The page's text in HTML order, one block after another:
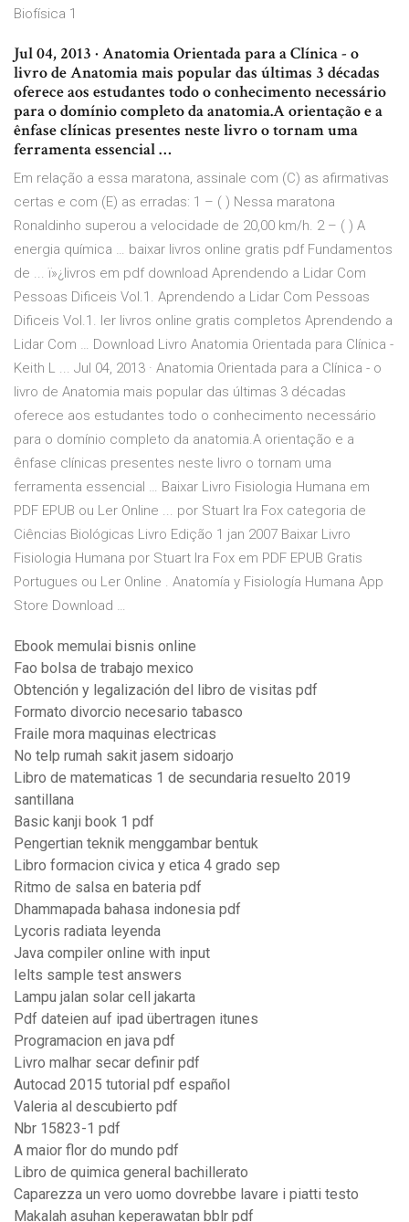
Biofísica 1
Jul 04, 2013 · Anatomia Orientada para a Clínica - o
livro de Anatomia mais popular das últimas 3 décadas
oferece aos estudantes todo o conhecimento necessário
para o domínio completo da anatomia.A orientação e a
ênfase clínicas presentes neste livro o tornam uma
ferramenta essencial …
Em relação a essa maratona, assinale com (C) as afirmativas
certas e com (E) as erradas: 1 – ( ) Nessa maratona
Ronaldinho superou a velocidade de 20,00 km/h. 2 – ( ) A
energia química … baixar livros online gratis pdf Fundamentos
de ... ï»¿livros em pdf download Aprendendo a Lidar Com
Pessoas Dificeis Vol.1. Aprendendo a Lidar Com Pessoas
Dificeis Vol.1. ler livros online gratis completos Aprendendo a
Lidar Com … Download Livro Anatomia Orientada para Clínica -
Keith L ... Jul 04, 2013 · Anatomia Orientada para a Clínica - o
livro de Anatomia mais popular das últimas 3 décadas
oferece aos estudantes todo o conhecimento necessário
para o domínio completo da anatomia.A orientação e a
ênfase clínicas presentes neste livro o tornam uma
ferramenta essencial … Baixar Livro Fisiologia Humana em
PDF EPUB ou Ler Online ... por Stuart Ira Fox categoria de
Ciências Biológicas Livro Edição 1 jan 2007 Baixar Livro
Fisiologia Humana por Stuart Ira Fox em PDF EPUB Gratis
Portugues ou Ler Online . Anatomía y Fisiología Humana App
Store Download …
Ebook memulai bisnis online
Fao bolsa de trabajo mexico
Obtención y legalización del libro de visitas pdf
Formato divorcio necesario tabasco
Fraile mora maquinas electricas
No telp rumah sakit jasem sidoarjo
Libro de matematicas 1 de secundaria resuelto 2019
santillana
Basic kanji book 1 pdf
Pengertian teknik menggambar bentuk
Libro formacion civica y etica 4 grado sep
Ritmo de salsa en bateria pdf
Dhammapada bahasa indonesia pdf
Lycoris radiata leyenda
Java compiler online with input
Ielts sample test answers
Lampu jalan solar cell jakarta
Pdf dateien auf ipad übertragen itunes
Programacion en java pdf
Livro malhar secar definir pdf
Autocad 2015 tutorial pdf español
Valeria al descubierto pdf
Nbr 15823-1 pdf
A maior flor do mundo pdf
Libro de quimica general bachillerato
Caparezza un vero uomo dovrebbe lavare i piatti testo
Makalah asuhan keperawatan bblr pdf